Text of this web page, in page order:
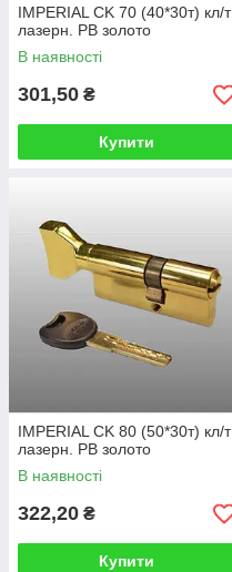
IMPERIAL CK 70 (40*30т) кл/т
лазерн. PB золото
В наявності
301,50 ₴
Купити
IMPERIAL CK 80 (50*30т) кл/т
лазерн. PB золото
В наявності
322,20 ₴
Купити